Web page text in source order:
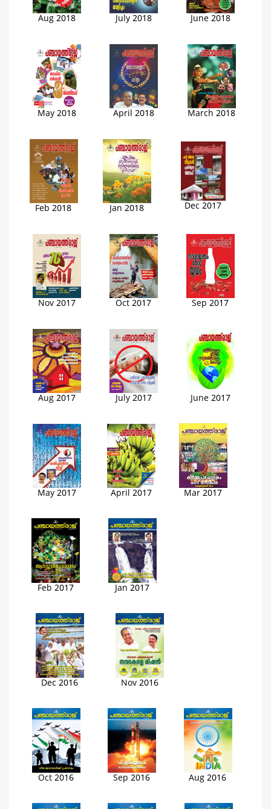
Aug 2018 July 2018 June 2018
May 2018 April 2018 March 2018
Feb 2018 Jan 2018 Dec 2017
Nov 2017 Oct 2017 Sep 2017
Aug 2017 July 2017 June 2017
May 2017 April 2017 Mar 2017
Feb 2017 Jan 2017
Dec 2016 Nov 2016
Oct 2016 Sep 2016 Aug 2016